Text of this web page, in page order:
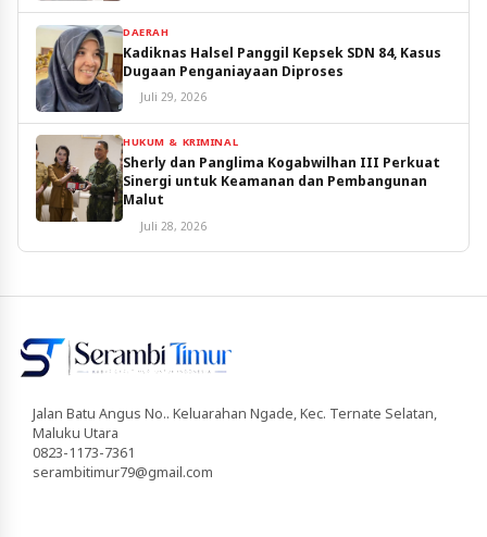
DAERAH
Kadiknas Halsel Panggil Kepsek SDN 84, Kasus
Dugaan Penganiayaan Diproses
Juli 29, 2026
HUKUM & KRIMINAL
Sherly dan Panglima Kogabwilhan III Perkuat
Sinergi untuk Keamanan dan Pembangunan
Malut
Juli 28, 2026
Jalan Batu Angus No.. Keluarahan Ngade, Kec. Ternate Selatan,
Maluku Utara
0823-1173-7361
serambitimur79@gmail.com